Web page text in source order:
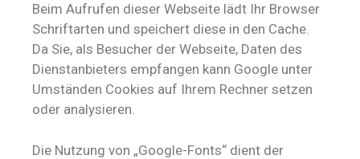
Beim Aufrufen dieser Webseite lädt Ihr Browser
Schriftarten und speichert diese in den Cache.
Da Sie, als Besucher der Webseite, Daten des
Dienstanbieters empfangen kann Google unter
Umständen Cookies auf Ihrem Rechner setzen
oder analysieren.
Die Nutzung von „Google-Fonts“ dient der